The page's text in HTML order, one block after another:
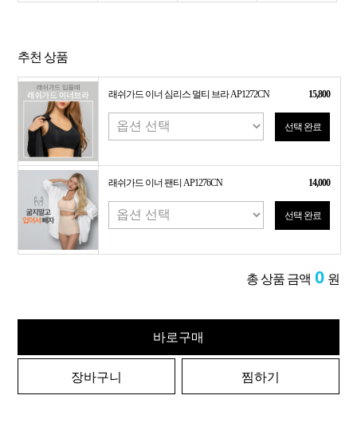
추천 상품
래쉬가드 이너 심리스 멀티 브라 AP1272CN 15,800
선택 완료
래쉬가드 이너 팬티 AP1276CN 14,000
선택 완료
총 상품 금액 0 원
바로구매
장바구니 찜하기